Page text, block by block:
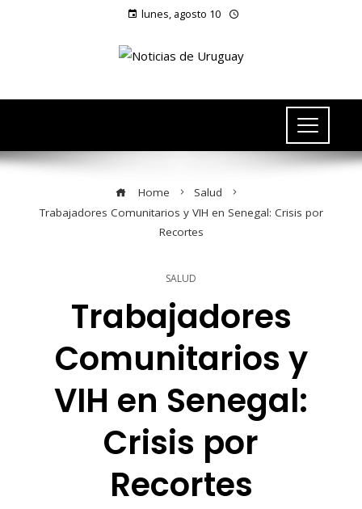
lunes, agosto 10
Home
Salud
Trabajadores Comunitarios y VIH en Senegal: Crisis por
Recortes
SALUD
Trabajadores
Comunitarios y
VIH en Senegal:
Crisis por
Recortes